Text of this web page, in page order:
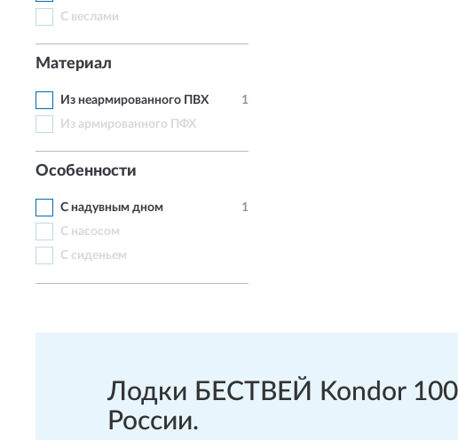
С веслами
Материал
Из неармированного ПВХ
1
Из армированного ПФХ
Особенности
С надувным дном
1
С насосом
С сиденьем
Лодки БЕСТВЕЙ Kondor
России.